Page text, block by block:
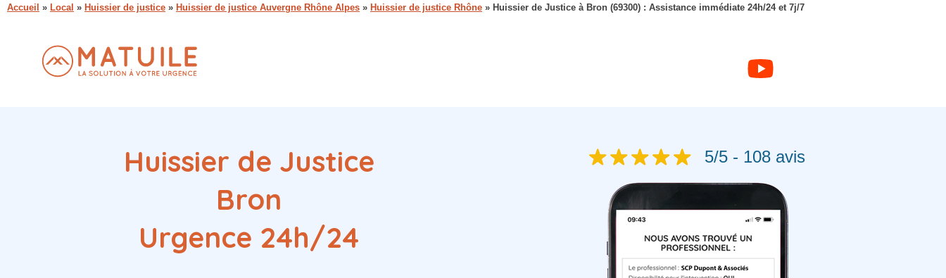
Accueil » Local » Huissier de justice » Huissier de justice Auvergne Rhône Alpes » Huissier de justice Rhône » Huissier de Justice à Bron (69300) : Assistance immédiate 24h/24 et 7j/7
Huissier de Justice
Bron
Urgence 24h/24
5/5 - 108 avis